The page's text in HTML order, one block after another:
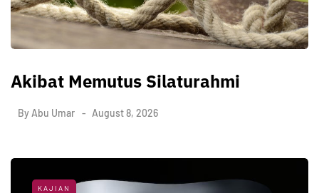
Akibat Memutus Silaturahmi
By Abu Umar August 8, 2026
KAJIAN